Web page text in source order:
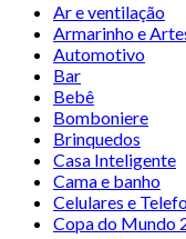
Ar e ventilação
Armarinho e
Automotivo
Bar
Bebê
Bomboniere
Brinquedos
Casa Inteligente
Cama e banho
Celulares e
Copa do Mundo